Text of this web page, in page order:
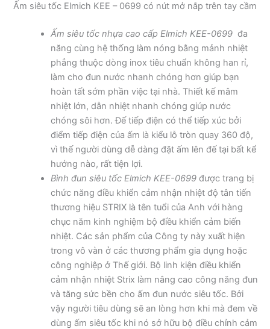
Ấm siêu tốc Elmich KEE – 0699 có nút mở nắp trên tay cầm
Ấm siêu tốc nhựa cao cấp Elmich KEE-0699đa
năng cùng hệ thống làm nóng bằng mảnh nhiệt
phẳng thuộc dòng inox tiêu chuẩn không han rỉ,
làm cho đun nước nhanh chóng hơn giúp bạn
hoàn tất sớm phần việc tại nhà. Thiết kế mâm
nhiệt lớn, dẫn nhiệt nhanh chóng giúp nước
chóng sôi hơn. Đế tiếp điện có thể tiếp xúc bởi
điểm tiếp điện của ấm là kiểu lỗ tròn quay 360 độ,
vì thế người dùng dễ dàng đặt ấm lên đế tại bất kể
hướng nào, rất tiện lợi.
Bình đun siêu tốc Elmich KEE-0699được trang bị
chức năng điều khiển cảm nhận nhiệt độ tân tiến
thương hiệu STRIX là tên tuổi của Anh với hàng
chục năm kinh nghiệm bộ điều khiển cảm biến
nhiệt. Các sản phẩm của Công ty này xuất hiện
trong vô vàn ở các thương phẩm gia dụng hoặc
công nghiệp ở Thế giới. Bộ linh kiện điều khiển
cảm nhận nhiệt Strix làm nâng cao công năng đun
và tăng sức bền cho ấm đun nước siêu tốc. Bởi
vậy người tiêu dùng sẽ an lòng hơn khi mà đem về
dùng ấm siêu tốc khi nó sở hữu bộ điều chỉnh cảm